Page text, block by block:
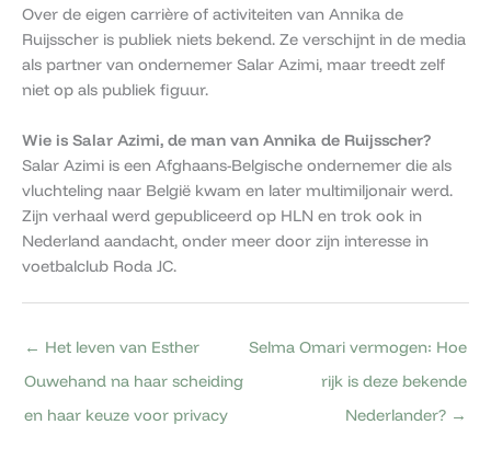
Over de eigen carrière of activiteiten van Annika de
Ruijsscher is publiek niets bekend. Ze verschijnt in de media
als partner van ondernemer Salar Azimi, maar treedt zelf
niet op als publiek figuur.
Wie is Salar Azimi, de man van Annika de Ruijsscher?
Salar Azimi is een Afghaans-Belgische ondernemer die als
vluchteling naar België kwam en later multimiljonair werd.
Zijn verhaal werd gepubliceerd op HLN en trok ook in
Nederland aandacht, onder meer door zijn interesse in
voetbalclub Roda JC.
← Het leven van Esther
Ouwehand na haar scheiding
en haar keuze voor privacy
Selma Omari vermogen: Hoe
rijk is deze bekende
Nederlander? →